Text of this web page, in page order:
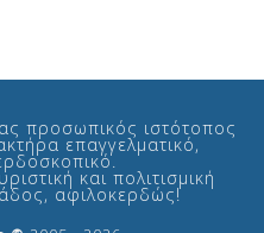
προσωπικός ιστότοπος
επαγγελματικό,
και πολιτισμική
αφιλοκερδώς!